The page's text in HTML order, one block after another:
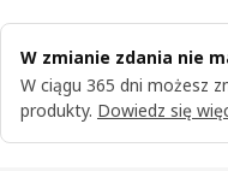
W zmianie zdania nie
W ciągu 365 dni możesz
produkty. Dowiedz się